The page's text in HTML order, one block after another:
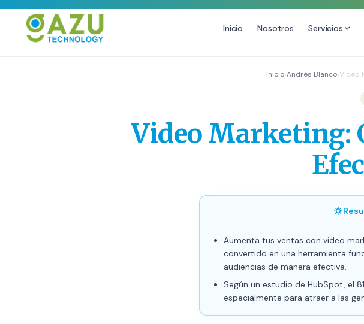
Inicio Nosotros Servicios
Inicio›Andrés Blanco›Video
Video Marketing:
Aumenta tus ventas con video
convertido en una herramienta
audiencias de manera efectiva.
Según un estudio de HubSpot, el
especialmente para atraer a las